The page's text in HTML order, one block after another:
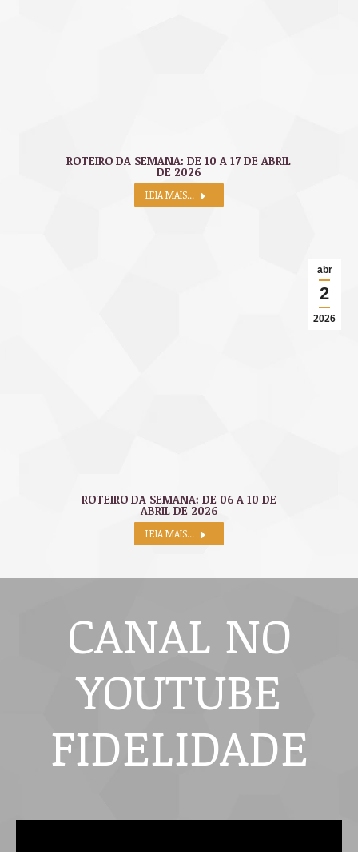
ROTEIRO DA SEMANA: DE 10 A 17 DE ABRIL
DE 2026
LEIA MAIS...
abr
2
2026
ROTEIRO DA SEMANA: DE 06 A 10 DE
ABRIL DE 2026
LEIA MAIS...
CANAL NO
YOUTUBE
FIDELIDADE